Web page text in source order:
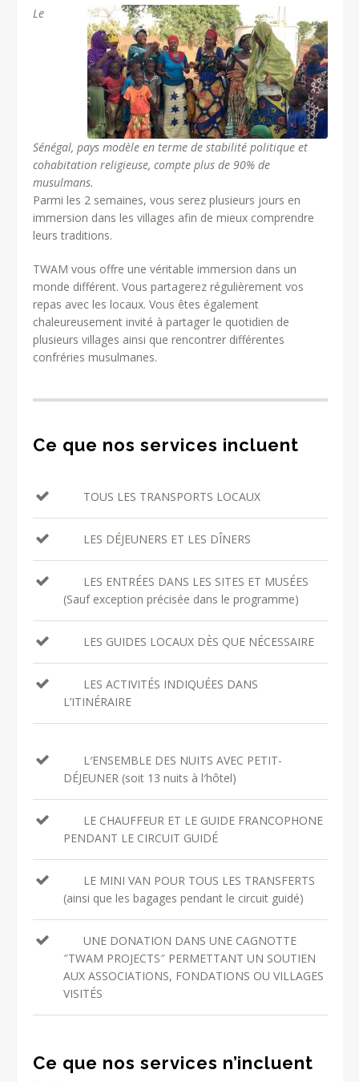
Le
Sénégal, pays modèle en terme de stabilité politique et
cohabitation religieuse, compte plus de 90% de
musulmans.
Parmi les 2 semaines, vous serez plusieurs jours en
immersion dans les villages afin de mieux comprendre
leurs traditions.
TWAM vous offre une véritable immersion dans un
monde différent. Vous partagerez régulièrement vos
repas avec les locaux. Vous êtes également
chaleureusement invité à partager le quotidien de
plusieurs villages ainsi que rencontrer différentes
confréries musulmanes.
Ce que nos services incluent
TOUS LES TRANSPORTS LOCAUX
LES DÉJEUNERS ET LES DÎNERS
LES ENTRÉES DANS LES SITES ET MUSÉES
(Sauf exception précisée dans le programme)
LES GUIDES LOCAUX DÈS QUE NÉCESSAIRE
LES ACTIVITÉS INDIQUÉES DANS
L’ITINÉRAIRE
L′ENSEMBLE DES NUITS AVEC PETIT-
DÉJEUNER (soit 13 nuits à l′hôtel)
LE CHAUFFEUR ET LE GUIDE FRANCOPHONE
PENDANT LE CIRCUIT GUIDÉ
LE MINI VAN POUR TOUS LES TRANSFERTS
(ainsi que les bagages pendant le circuit guidé)
UNE DONATION DANS UNE CAGNOTTE
″TWAM PROJECTS″ PERMETTANT UN SOUTIEN
AUX ASSOCIATIONS, FONDATIONS OU VILLAGES
VISITÉS
Ce que nos services n’incluent